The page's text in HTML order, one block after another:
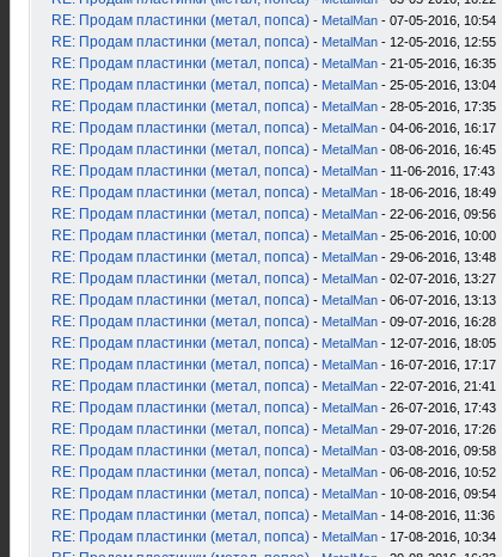
RE: Продам пластинки (метал, попса) - MetalMan - 07-05-2016, 10:54
RE: Продам пластинки (метал, попса) - MetalMan - 12-05-2016, 12:55
RE: Продам пластинки (метал, попса) - MetalMan - 21-05-2016, 16:35
RE: Продам пластинки (метал, попса) - MetalMan - 25-05-2016, 13:04
RE: Продам пластинки (метал, попса) - MetalMan - 28-05-2016, 17:35
RE: Продам пластинки (метал, попса) - MetalMan - 04-06-2016, 16:17
RE: Продам пластинки (метал, попса) - MetalMan - 08-06-2016, 16:45
RE: Продам пластинки (метал, попса) - MetalMan - 11-06-2016, 17:43
RE: Продам пластинки (метал, попса) - MetalMan - 18-06-2016, 18:49
RE: Продам пластинки (метал, попса) - MetalMan - 22-06-2016, 09:56
RE: Продам пластинки (метал, попса) - MetalMan - 25-06-2016, 10:00
RE: Продам пластинки (метал, попса) - MetalMan - 29-06-2016, 13:48
RE: Продам пластинки (метал, попса) - MetalMan - 02-07-2016, 13:27
RE: Продам пластинки (метал, попса) - MetalMan - 06-07-2016, 13:13
RE: Продам пластинки (метал, попса) - MetalMan - 09-07-2016, 16:28
RE: Продам пластинки (метал, попса) - MetalMan - 12-07-2016, 18:05
RE: Продам пластинки (метал, попса) - MetalMan - 16-07-2016, 17:17
RE: Продам пластинки (метал, попса) - MetalMan - 22-07-2016, 21:41
RE: Продам пластинки (метал, попса) - MetalMan - 26-07-2016, 17:43
RE: Продам пластинки (метал, попса) - MetalMan - 29-07-2016, 17:26
RE: Продам пластинки (метал, попса) - MetalMan - 03-08-2016, 09:58
RE: Продам пластинки (метал, попса) - MetalMan - 06-08-2016, 10:52
RE: Продам пластинки (метал, попса) - MetalMan - 10-08-2016, 09:54
RE: Продам пластинки (метал, попса) - MetalMan - 14-08-2016, 11:36
RE: Продам пластинки (метал, попса) - MetalMan - 17-08-2016, 10:34